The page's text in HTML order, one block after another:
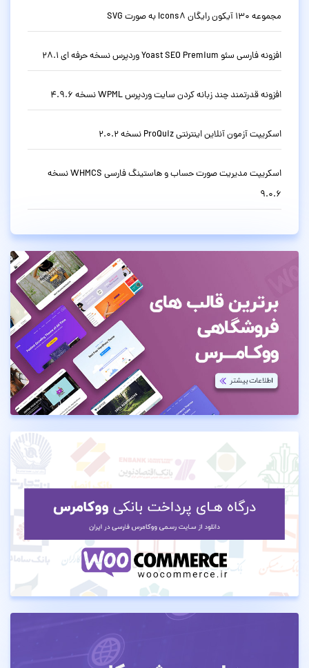
مجموعه 130 آیکون رایگان Icons8 به صورت SVG
افزونه فارسی سئو Yoast SEO Premium وردپرس نسخه حرفه ای 28.1
افزونه قدرتمند چند زبانه کردن سایت وردپرس WPML نسخه 4.9.6
اسکریپت آزمون آنلاین اینترنتی ProQuiz نسخه 2.0.2
اسکریپت مدیریت صورت حساب و هاستینگ فارسی WHMCS نسخه
9.0.6